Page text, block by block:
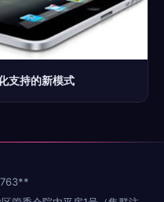
支持的新模式